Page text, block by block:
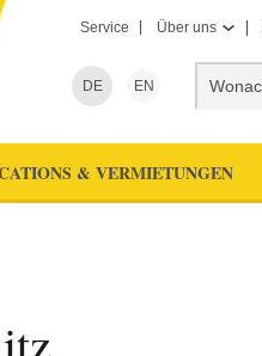
Service Über uns
DE EN
& VERMIETUNGEN